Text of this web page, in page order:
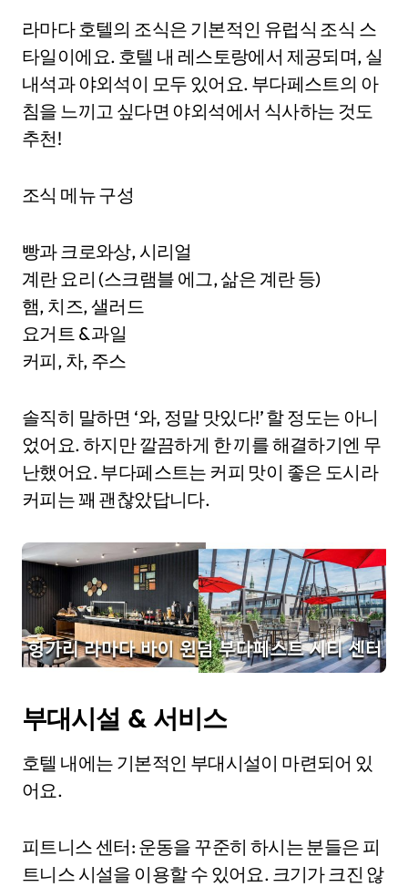
라마다 호텔의 조식은 기본적인 유럽식 조식 스
타일이에요. 호텔 내 레스토랑에서 제공되며, 실
내석과 야외석이 모두 있어요. 부다페스트의 아
침을 느끼고 싶다면 야외석에서 식사하는 것도
추천!
조식 메뉴 구성
빵과 크로와상, 시리얼
계란 요리 (스크램블 에그, 삶은 계란 등)
햄, 치즈, 샐러드
요거트 & 과일
커피, 차, 주스
솔직히 말하면 ‘와, 정말 맛있다!’ 할 정도는 아니
었어요. 하지만 깔끔하게 한 끼를 해결하기엔 무
난했어요. 부다페스트는 커피 맛이 좋은 도시라
커피는 꽤 괜찮았답니다.
부대시설 & 서비스
호텔 내에는 기본적인 부대시설이 마련되어 있
어요.
피트니스 센터: 운동을 꾸준히 하시는 분들은 피
트니스 시설을 이용할 수 있어요. 크기가 크진 않